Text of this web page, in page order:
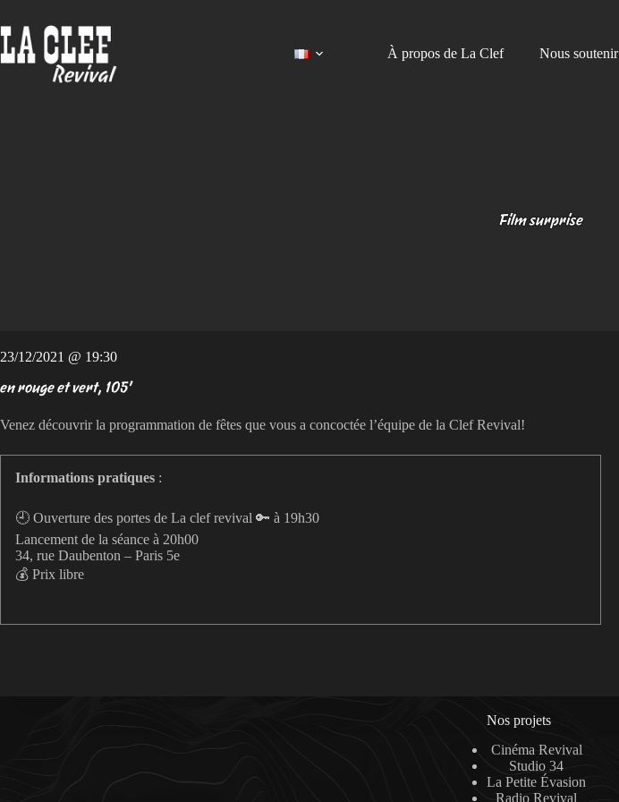
au
contenu
À propos de La Clef
Nous soutenir
Film surprise
23/12/2021 @ 19:30
en rouge et vert, 105'
Venez découvrir la programmation de fêtes que vous a concoctée l’équipe de la Clef Revival!
Informations pratiques :
🕘 Ouverture des portes de La clef revival 🔑 à 19h30
Lancement de la séance à 20h00
34, rue Daubenton – Paris 5e
💰 Prix libre
Nos projets
Cinéma Revival
Studio 34
La Petite Évasion
Radio Revival